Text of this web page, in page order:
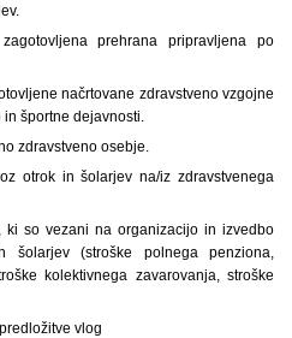
prehrana pripravljena po
načrtovane zdravstveno vzgojne
športne dejavnosti.
zdravstveno osebje.
otrok in šolarjev na/iz zdravstvenega
ki so vezani na organizacijo in izvedbo
šolarjev (stroške polnega penziona,
kolektivnega zavarovanja, stroške
vlog